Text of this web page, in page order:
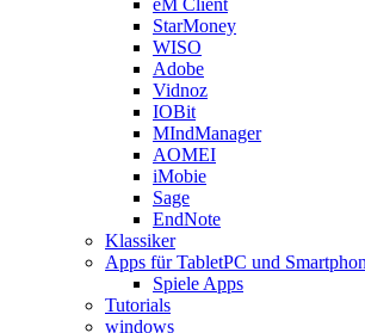
eM Client
StarMoney
WISO
Adobe
Vidnoz
IOBit
MIndManager
AOMEI
iMobie
Sage
EndNote
Klassiker
Apps für TabletPC und
Spiele Apps
Tutorials
windows